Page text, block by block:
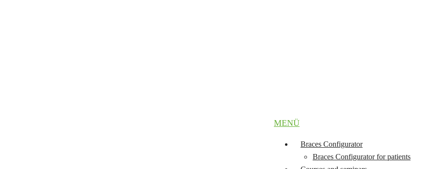
MENÜ
Braces Configurator
Braces Configurator for patients